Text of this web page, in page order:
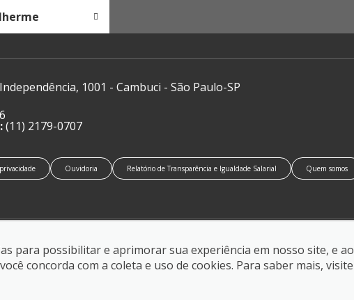
1001 - Cambuci - São Paulo-SP
(11) 2179-0707
Ouvidoria Relatório de Transparência e Igualdade Salarial Quem somos
os direitos
.
para possibilitar e aprimorar sua experiência em nosso site, e ao
concorda com a coleta e uso de cookies. Para saber mais, visite